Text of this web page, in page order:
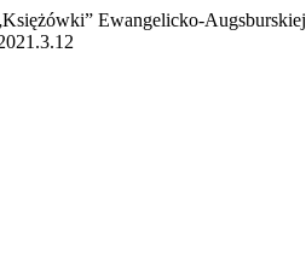
Ewangelicko-